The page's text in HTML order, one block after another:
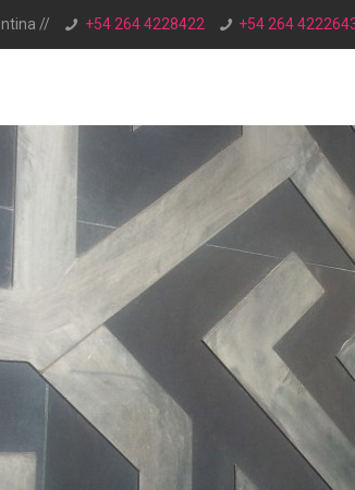
// +54 264 4228422 +54 264